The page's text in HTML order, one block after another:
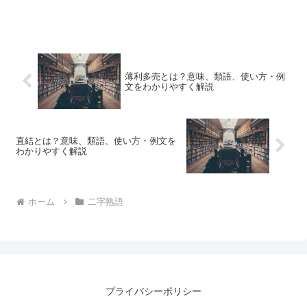
薄利多売とは？意味、類語、使い方・例
文をわかりやすく解説
直結とは？意味、類語、使い方・例文を
わかりやすく解説
ホーム 二字熟語
プライバシーポリシー